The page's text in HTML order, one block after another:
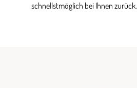
schnellstmöglich bei Ihnen zurück.